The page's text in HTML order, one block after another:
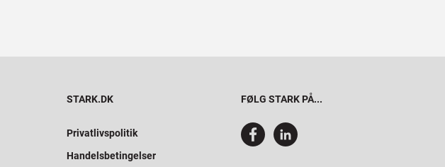
STARK.DK
Privatlivspolitik
Handelsbetingelser
FØLG STARK PÅ...